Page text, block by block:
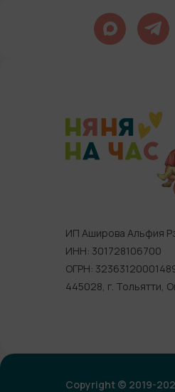
ИП Аширова Альфия
ИНН: 301728106700
ОГРН:
445028, г. Тольятти,
Copyright © 2019-